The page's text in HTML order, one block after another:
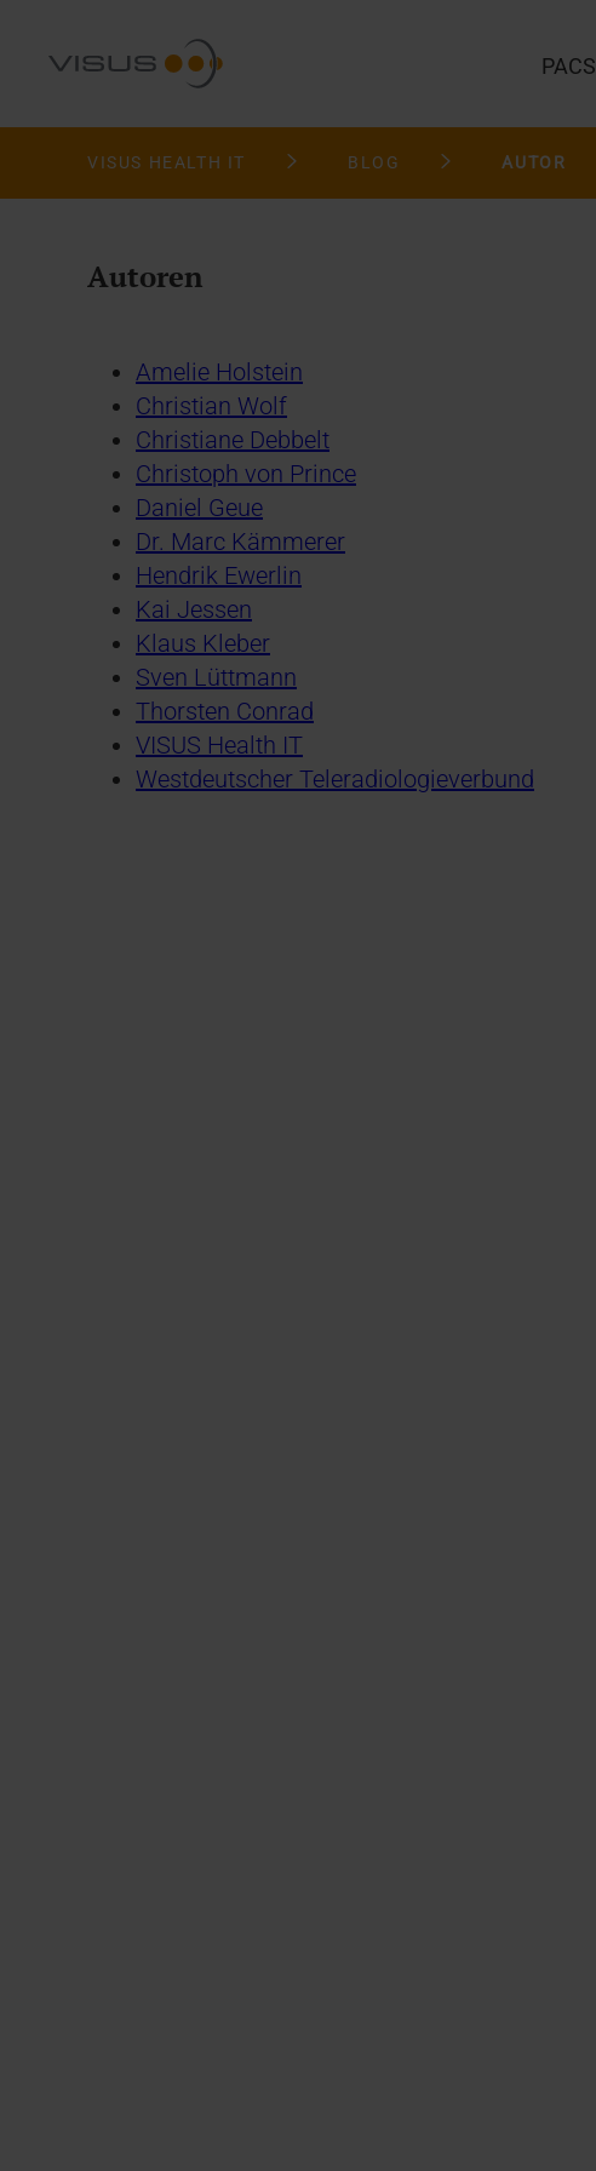
PACS
VISUS HEALTH IT BLOG AUTOR
Autoren
Amelie Holstein
Christian Wolf
Christiane Debbelt
Christoph von Prince
Daniel Geue
Dr. Marc Kämmerer
Hendrik Ewerlin
Kai Jessen
Klaus Kleber
Sven Lüttmann
Thorsten Conrad
VISUS Health IT
Westdeutscher Teleradiologieverbund